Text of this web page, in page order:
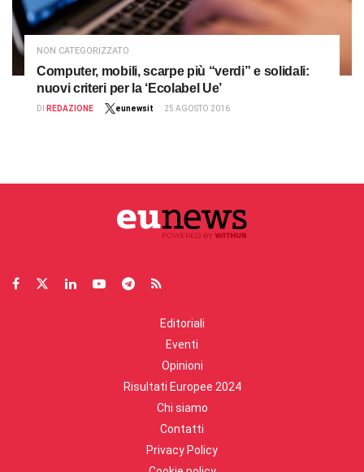
NON CATEGORIZZATO
Computer, mobili, scarpe più “verdi” e solidali:
nuovi criteri per la ‘Ecolabel Ue’
DI REDAZIONE eunewsit 25 AGOSTO 2016
Editoriali
Eventi
Opinioni
Risultati Europee 2024
Chi siamo
Contatti
Privacy Policy